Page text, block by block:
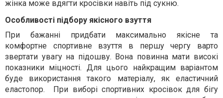
жінка може вдягти кросівки навіть під сукню.
Особливості підбору якісного взуття
При бажанні придбати максимально якісне та
комфортне спортивне взуття в першу чергу варто
звертати увагу на підошву. Вона повинна мати високі
показники міцності. Для цього найкращим варіантом
буде використання такого матеріалу, як еластичний
еластопор. При виборі спортивних кросівок для бігу